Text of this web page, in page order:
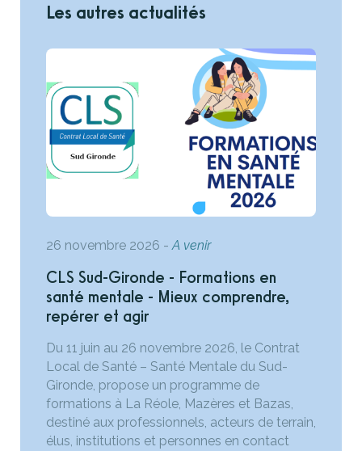
Les autres actualités
26 novembre 2026 -A venir
CLS Sud-Gironde - Formations en
santé mentale - Mieux comprendre,
repérer et agir
Du 11 juin au 26 novembre 2026, le Contrat
Local de Santé – Santé Mentale du Sud-
Gironde, propose un programme de
formations à La Réole, Mazères et Bazas,
destiné aux professionnels, acteurs de terrain,
élus, institutions et personnes en contact